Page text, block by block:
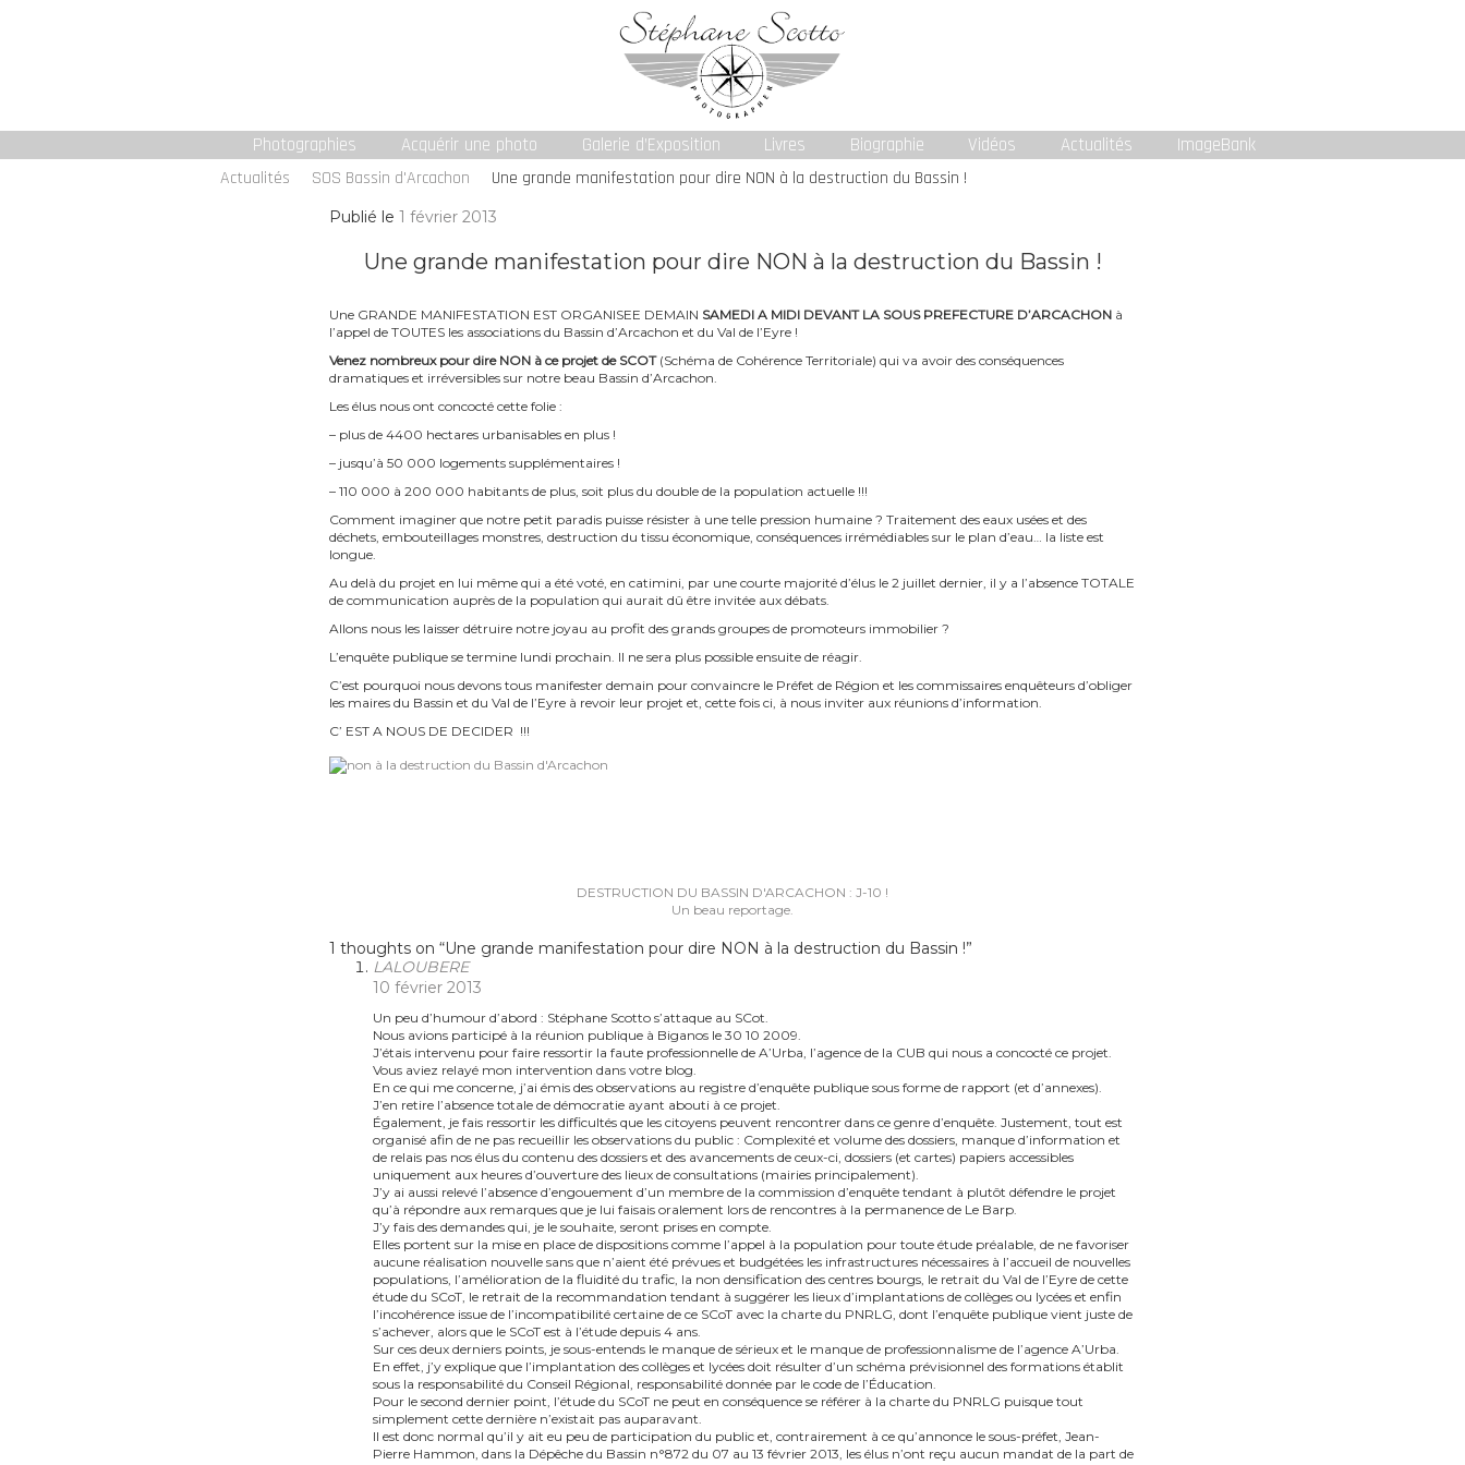
Photographies Acquérir une photo Galerie d’Exposition Livres Biographie Vidéos Actualités ImageBank
Actualités SOS Bassin d'Arcachon Une grande manifestation pour dire NON à la destruction du Bassin !
Publié le1 février 2013
Une grande manifestation pour dire NON à la destruction du Bassin !
Une GRANDE MANIFESTATION EST ORGANISEE DEMAIN SAMEDI A MIDI DEVANT LA SOUS PREFECTURE D’ARCACHON à
l’appel de TOUTES les associations du Bassin d’Arcachon et du Val de l’Eyre !
Venez nombreux pour dire NON à ce projet de SCOT(Schéma de Cohérence Territoriale) qui va avoir des conséquences
dramatiques et irréversibles sur notre beau Bassin d’Arcachon.
Les élus nous ont concocté cette folie :
– plus de 4400 hectares urbanisables en plus !
– jusqu’à 50 000 logements supplémentaires !
– 110 000 à 200 000 habitants de plus, soit plus du double de la population actuelle !!!
Comment imaginer que notre petit paradis puisse résister à une telle pression humaine ? Traitement des eaux usées et des
déchets, embouteillages monstres, destruction du tissu économique, conséquences irrémédiables sur le plan d’eau… la liste est
longue.
Au delà du projet en lui même qui a été voté, en catimini, par une courte majorité d’élus le 2 juillet dernier, il y a l’absence TOTALE
de communication auprès de la population qui aurait dû être invitée aux débats.
Allons nous les laisser détruire notre joyau au profit des grands groupes de promoteurs immobilier ?
L’enquête publique se termine lundi prochain. Il ne sera plus possible ensuite de réagir.
C’est pourquoi nous devons tous manifester demain pour convaincre le Préfet de Région et les commissaires enquêteurs d’obliger
les maires du Bassin et du Val de l’Eyre à revoir leur projet et, cette fois ci, à nous inviter aux réunions d’information.
C’ EST A NOUS DE DECIDER !!!
Navigation
de
l’article
DESTRUCTION DU BASSIN D'ARCACHON : J-10 !
Un beau reportage.
1 thoughts on “Une grande manifestation pour dire NON à la destruction du Bassin !”
LALOUBERE
10 février 2013
Un peu d’humour d’abord : Stéphane Scotto s’attaque au SCot.
Nous avions participé à la réunion publique à Biganos le 30 10 2009.
J’étais intervenu pour faire ressortir la faute professionnelle de A’Urba, l’agence de la CUB qui nous a concocté ce projet.
Vous aviez relayé mon intervention dans votre blog.
En ce qui me concerne, j’ai émis des observations au registre d’enquête publique sous forme de rapport (et d’annexes).
J’en retire l’absence totale de démocratie ayant abouti à ce projet.
Également, je fais ressortir les difficultés que les citoyens peuvent rencontrer dans ce genre d’enquête. Justement, tout est
organisé afin de ne pas recueillir les observations du public : Complexité et volume des dossiers, manque d’information et
de relais pas nos élus du contenu des dossiers et des avancements de ceux-ci, dossiers (et cartes) papiers accessibles
uniquement aux heures d’ouverture des lieux de consultations (mairies principalement).
J’y ai aussi relevé l’absence d’engouement d’un membre de la commission d’enquête tendant à plutôt défendre le projet
qu’à répondre aux remarques que je lui faisais oralement lors de rencontres à la permanence de Le Barp.
J’y fais des demandes qui, je le souhaite, seront prises en compte.
Elles portent sur la mise en place de dispositions comme l’appel à la population pour toute étude préalable, de ne favoriser
aucune réalisation nouvelle sans que n’aient été prévues et budgétées les infrastructures nécessaires à l’accueil de nouvelles
populations, l’amélioration de la fluidité du trafic, la non densification des centres bourgs, le retrait du Val de l’Eyre de cette
étude du SCoT, le retrait de la recommandation tendant à suggérer les lieux d’implantations de collèges ou lycées et enfin
l’incohérence issue de l’incompatibilité certaine de ce SCoT avec la charte du PNRLG, dont l’enquête publique vient juste de
s’achever, alors que le SCoT est à l’étude depuis 4 ans.
Sur ces deux derniers points, je sous-entends le manque de sérieux et le manque de professionnalisme de l’agence A’Urba.
En effet, j’y explique que l’implantation des collèges et lycées doit résulter d’un schéma prévisionnel des formations établit
sous la responsabilité du Conseil Régional, responsabilité donnée par le code de l’Éducation.
Pour le second dernier point, l’étude du SCoT ne peut en conséquence se référer à la charte du PNRLG puisque tout
simplement cette dernière n’existait pas auparavant.
Il est donc normal qu’il y ait eu peu de participation du public et, contrairement à ce qu’annonce le sous-préfet, Jean-
Pierre Hammon, dans la Dépêche du Bassin n°872 du 07 au 13 février 2013, les élus n’ont reçu aucun mandat de la part de